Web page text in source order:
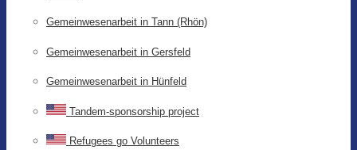
Gemeinwesenarbeit in Tann (Rhön)
Gemeinwesenarbeit in Gersfeld
Gemeinwesenarbeit in Hünfeld
Tandem-sponsorship project
Refugees go Volunteers